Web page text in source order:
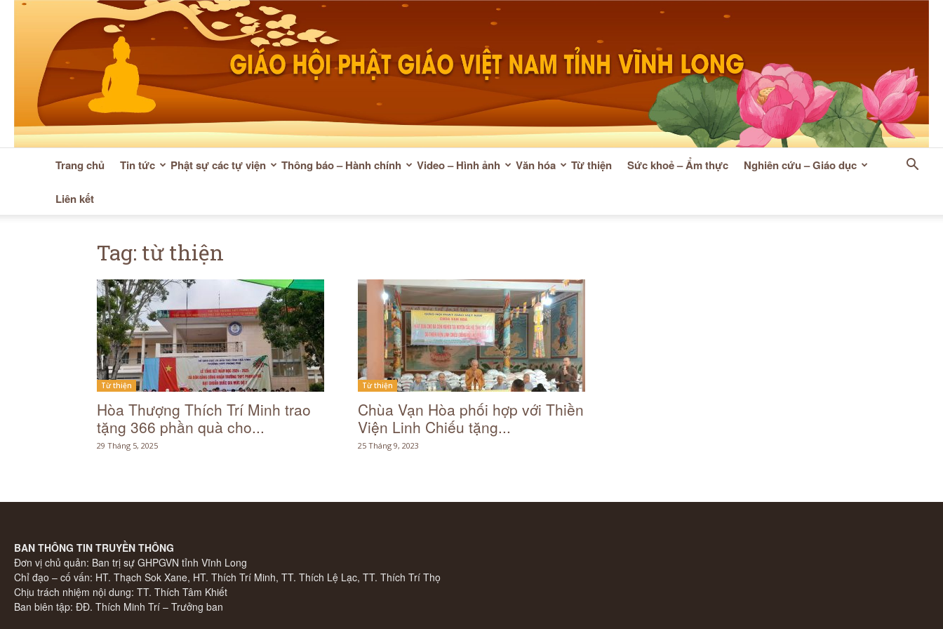
giáo
Trà
Trang chủ Tin tức Phật sự các tự viện Thông báo – Hành chính Video – Hình ảnh Văn hóa Từ thiện Sức khoẻ – Ẩm thực Nghiên cứu – Giáo dục
Liên kết
Tag: từ thiện
Từ thiện
Hòa Thượng Thích Trí Minh trao
tặng 366 phần quà cho...
29 Tháng 5, 2025
Từ thiện
Chùa Vạn Hòa phối hợp với Thiền
Viện Linh Chiếu tặng...
25 Tháng 9, 2023
BAN THÔNG TIN TRUYỀN THÔNG
Đơn vị chủ quản: Ban trị sự GHPGVN tỉnh Vĩnh Long
Chỉ đạo – cố vấn: HT. Thạch Sok Xane, HT. Thích Trí Minh, TT. Thích Lệ Lạc, TT. Thích Trí Thọ
Chịu trách nhiệm nội dung: TT. Thích Tâm Khiết
Ban biên tập: ĐĐ. Thích Minh Trí – Trưởng ban